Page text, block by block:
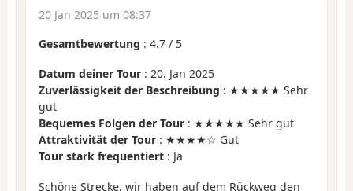
20 Jan 2025 um 08:37
Gesamtbewertung : 4.7 / 5
Datum deiner Tour : 20. Jan 2025
Zuverlässigkeit der Beschreibung : ★★★★★ Sehr
gut
Bequemes Folgen der Tour : ★★★★★ Sehr gut
Attraktivität der Tour : ★★★★☆ Gut
Tour stark frequentiert : Ja
Schöne Strecke, wir haben auf dem Rückweg den